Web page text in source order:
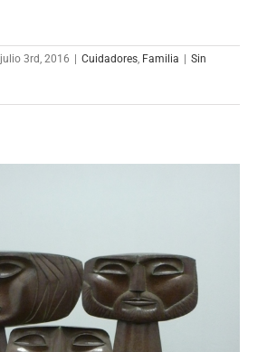
julio 3rd, 2016 Cuidadores, Familia
Sin